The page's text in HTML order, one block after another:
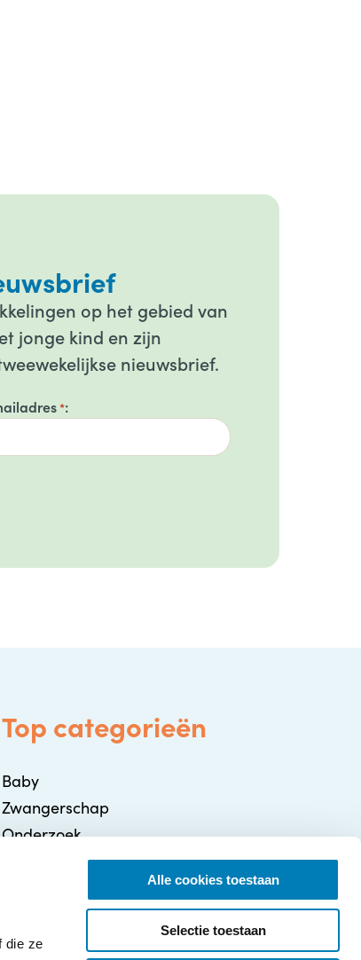
die ze
Alle cookies toestaan
Selectie toestaan
op het gebied van
jonge kind en zijn
nieuwsbrief.
*
Top categorieën
Baby
Zwangerschap
Onderzoek
Gezondheid / Ziekte
Ouderschap